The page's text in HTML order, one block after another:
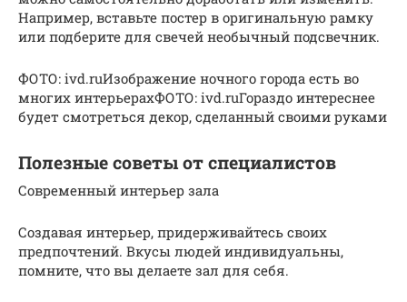
Например, вставьте постер в оригинальную рамку
или подберите для свечей необычный подсвечник.
ФОТО: ivd.ruИзображение ночного города есть во
многих интерьерахФОТО: ivd.ruГораздо интереснее
будет смотреться декор, сделанный своими руками
Полезные советы от специалистов
Современный интерьер зала
Создавая интерьер, придерживайтесь своих
предпочтений. Вкусы людей индивидуальны,
помните, что вы делаете зал для себя.